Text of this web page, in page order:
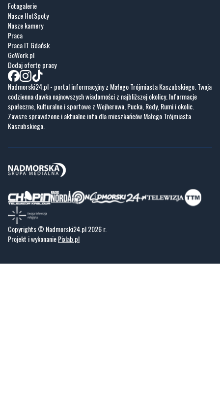
Fotogalerie
Nasze HotSpoty
Nasze kamery
Praca
Praca IT Gdańsk
GoWork.pl
Dodaj ofertę pracy
Nadmorski24.pl - portal informacyjny z Małego Trójmiasta Kaszubskiego. Twoja
codzienna dawka najnowszych wiadomości z najbliższej okolicy. Informacje
społeczne, kulturalne i sportowe z Wejherowa, Pucka, Redy, Rumi i okolic.
Zawsze sprawdzone i aktualne info dla mieszkańców Małego Trójmiasta
Kaszubskiego.
Copyrights © Nadmorski24.pl 2026 r.
Projekt i wykonaniePixlab.pl